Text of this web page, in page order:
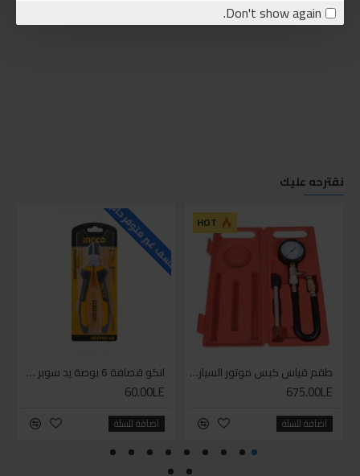
Don't show again.
نقترحه عليك
HOT
طقم قياس كبس موتور السياره 3 ق
675.00LE
اضافة للسلة
للاسف غير متوفر حاليا
انكو قصافة 6 بوصة يد سوبر وان
60.00LE
اضافة للسلة